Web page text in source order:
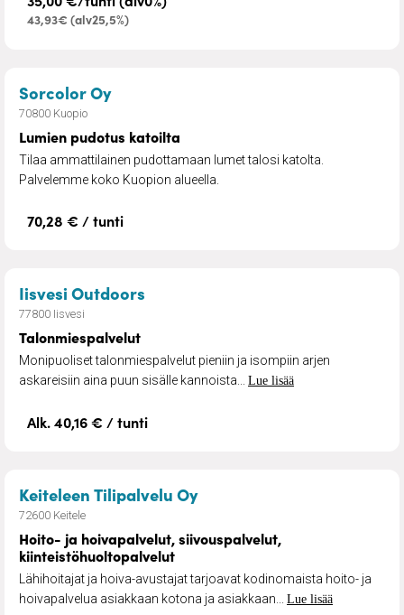
43,93€ (alv25,5%)
Sorcolor Oy– Lumien pudotus katoilta
70800 Kuopio
Lumien pudotus katoilta
Tilaa ammattilainen pudottamaan lumet talosi katolta.
Palvelemme koko Kuopion alueella.
70,28 € / tunti
Iisvesi Outdoors
77800 Iisvesi
Talonmiespalvelut
Monipuoliset talonmiespalvelut pieniin ja isompiin arjen
askareisiin aina puun sisälle kannoista... Lue lisää
Alk. 40,16 € / tunti
Keiteleen Tilipalvelu Oy– Hoito- ja hoivapalvelut,
72600 Keitele
Hoito- ja hoivapalvelut, siivouspalvelut,
kiinteistöhuoltopalvelut
Lähihoitajat ja hoiva-avustajat tarjoavat kodinomaista hoito- ja
hoivapalvelua asiakkaan kotona ja asiakkaan... Lue lisää